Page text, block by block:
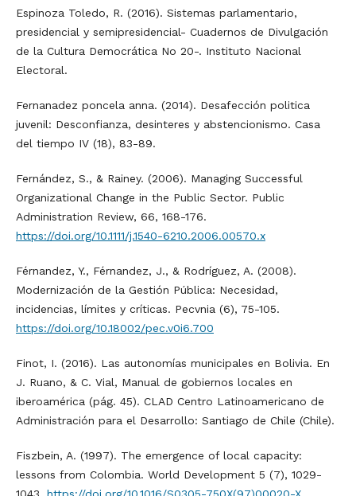
Espinoza Toledo, R. (2016). Sistemas parlamentario,
presidencial y semipresidencial- Cuadernos de Divulgación
de la Cultura Democrática No 20-. Instituto Nacional
Electoral.
Fernanadez poncela anna. (2014). Desafección politica
juvenil: Desconfianza, desinteres y abstencionismo. Casa
del tiempo IV (18), 83-89.
Fernández, S., & Rainey. (2006). Managing Successful
Organizational Change in the Public Sector. Public
Administration Review, 66, 168-176.
https://doi.org/10.1111/j.1540-6210.2006.00570.x
Férnandez, Y., Férnandez, J., & Rodríguez, A. (2008).
Modernización de la Gestión Pública: Necesidad,
incidencias, límites y críticas. Pecvnia (6), 75-105.
https://doi.org/10.18002/pec.v0i6.700
Finot, I. (2016). Las autonomías municipales en Bolivia. En
J. Ruano, & C. Vial, Manual de gobiernos locales en
iberoamérica (pág. 45). CLAD Centro Latinoamericano de
Administración para el Desarrollo: Santiago de Chile (Chile).
Fiszbein, A. (1997). The emergence of local capacity:
lessons from Colombia. World Development 5 (7), 1029-